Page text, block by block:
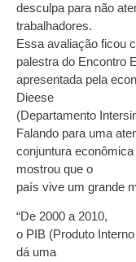
desculpa para não
trabalhadores.
Essa avaliação ficou
palestra do Encontro
apresentada pela
Dieese
(Departamento
Falando para uma
conjuntura
mostrou que o
país vive um grande
“De 2000 a 2010,
o PIB (Produto
dá uma